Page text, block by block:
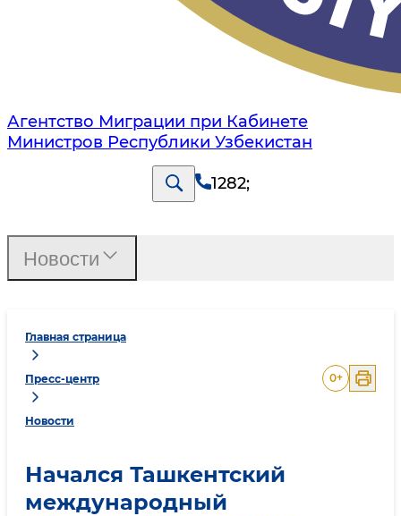
Агентство Миграции при Кабинете
Министров Республики Узбекистан
1282;
Главная страница
Пресс-центр
Новости
0+
Начался Ташкентский
международный
Новости